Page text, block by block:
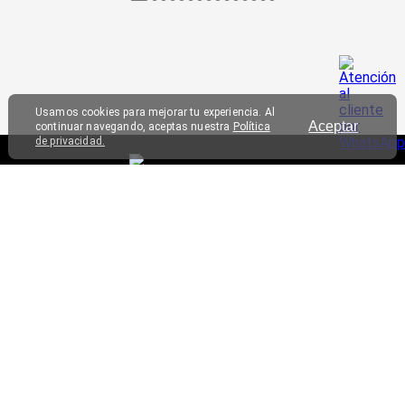
Aceptar
Usamos cookies para mejorar tu experiencia. Al
continuar navegando, aceptas nuestra Política
de privacidad.